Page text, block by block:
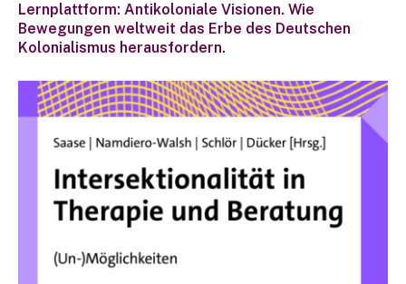
Lernplattform: Antikoloniale Visionen. Wie
Bewegungen weltweit das Erbe des Deutschen
Kolonialismus herausfordern.